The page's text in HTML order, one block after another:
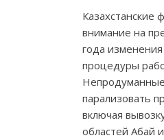
Казахстанские
внимание на
года
процедуры
парализовать
включая
областей Абай